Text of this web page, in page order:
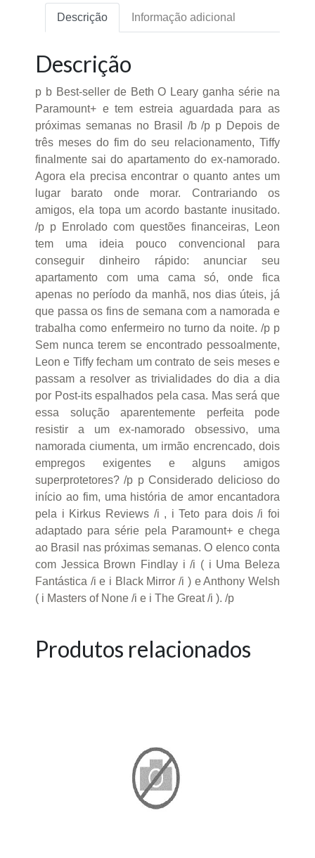
Descrição Informação adicional
Descrição
p b Best-seller de Beth O Leary ganha série na
Paramount+ e tem estreia aguardada para as
próximas semanas no Brasil /b /p p Depois de
três meses do fim do seu relacionamento, Tiffy
finalmente sai do apartamento do ex-namorado.
Agora ela precisa encontrar o quanto antes um
lugar barato onde morar. Contrariando os
amigos, ela topa um acordo bastante inusitado.
/p p Enrolado com questões financeiras, Leon
tem uma ideia pouco convencional para
conseguir dinheiro rápido: anunciar seu
apartamento com uma cama só, onde fica
apenas no período da manhã, nos dias úteis, já
que passa os fins de semana com a namorada e
trabalha como enfermeiro no turno da noite. /p p
Sem nunca terem se encontrado pessoalmente,
Leon e Tiffy fecham um contrato de seis meses e
passam a resolver as trivialidades do dia a dia
por Post-its espalhados pela casa. Mas será que
essa solução aparentemente perfeita pode
resistir a um ex-namorado obsessivo, uma
namorada ciumenta, um irmão encrencado, dois
empregos exigentes e alguns amigos
superprotetores? /p p Considerado delicioso do
início ao fim, uma história de amor encantadora
pela i Kirkus Reviews /i , i Teto para dois /i foi
adaptado para série pela Paramount+ e chega
ao Brasil nas próximas semanas. O elenco conta
com Jessica Brown Findlay i /i ( i Uma Beleza
Fantástica /i e i Black Mirror /i ) e Anthony Welsh
( i Masters of None /i e i The Great /i ). /p
Produtos relacionados